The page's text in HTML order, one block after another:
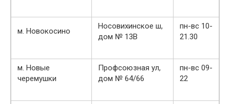
м. Новокосино
Носовихинское ш,
дом № 13В
пн-вс 10-
21.30
м. Новые
черемушки
Профсоюзная ул,
дом № 64/66
пн-вс 09-
22